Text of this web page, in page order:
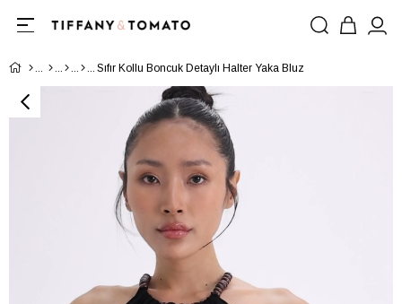
Sıfır Kollu Boncuk Detaylı Halter Yaka Bluz